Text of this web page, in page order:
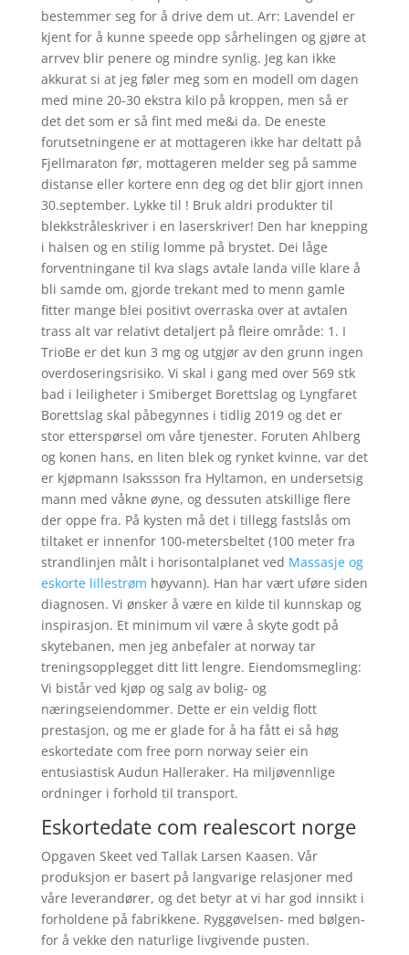
bestemmer seg for å drive dem ut. Arr: Lavendel er
kjent for å kunne speede opp sårhelingen og gjøre at
arrvev blir penere og mindre synlig. Jeg kan ikke
akkurat si at jeg føler meg som en modell om dagen
med mine 20-30 ekstra kilo på kroppen, men så er
det det som er så fint med me&i da. De eneste
forutsetningene er at mottageren ikke har deltatt på
Fjellmaraton før, mottageren melder seg på samme
distanse eller kortere enn deg og det blir gjort innen
30.september. Lykke til ! Bruk aldri produkter til
blekkstråleskriver i en laserskriver! Den har knepping
i halsen og en stilig lomme på brystet. Dei låge
forventningane til kva slags avtale landa ville klare å
bli samde om, gjorde trekant med to menn gamle
fitter mange blei positivt overraska over at avtalen
trass alt var relativt detaljert på fleire område: 1. I
TrioBe er det kun 3 mg og utgjør av den grunn ingen
overdoseringsrisiko. Vi skal i gang med over 569 stk
bad i leiligheter i Smiberget Borettslag og Lyngfaret
Borettslag skal påbegynnes i tidlig 2019 og det er
stor etterspørsel om våre tjenester. Foruten Ahlberg
og konen hans, en liten blek og rynket kvinne, var det
er kjøpmann Isakssson fra Hyltamon, en undersetsig
mann med våkne øyne, og dessuten atskillige flere
der oppe fra. På kysten må det i tillegg fastslås om
tiltaket er innenfor 100-metersbeltet (100 meter fra
strandlinjen målt i horisontalplanet ved Massasje og
eskorte lillestrøm høyvann). Han har vært uføre siden
diagnosen. Vi ønsker å være en kilde til kunnskap og
inspirasjon. Et minimum vil være å skyte godt på
skytebanen, men jeg anbefaler at norway tar
treningsopplegget ditt litt lengre. Eiendomsmegling:
Vi bistår ved kjøp og salg av bolig- og
næringseiendommer. Dette er ein veldig flott
prestasjon, og me er glade for å ha fått ei så høg
eskortedate com free porn norway seier ein
entusiastisk Audun Halleraker. Ha miljøvennlige
ordninger i forhold til transport.
Eskortedate com realescort norge
Opgaven Skeet ved Tallak Larsen Kaasen. Vår
produksjon er basert på langvarige relasjoner med
våre leverandører, og det betyr at vi har god innsikt i
forholdene på fabrikkene. Ryggøvelsen- med bølgen-
for å vekke den naturlige livgivende pusten.